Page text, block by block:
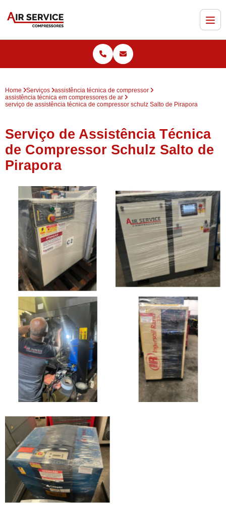
Home Serviços
assistência técnica de compressor
assistência técnica em compressores de ar
serviço de assistência técnica de compressor schulz Salto de Pirapora
Serviço de Assistência Técnica
de Compressor Schulz Salto de
Pirapora